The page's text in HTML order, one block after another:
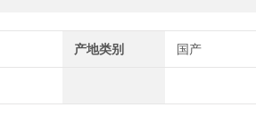
产地类别 国产